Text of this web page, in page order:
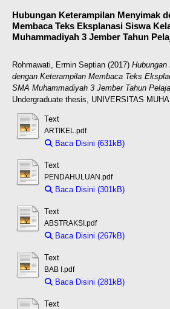
Hubungan Keterampilan Menyimak
Membaca Teks Eksplanasi Siswa
Muhammadiyah 3 Jember Tahun
Rohmawati, Ermin Septian (2017)
dengan Keterampilan Membaca Teks
SMA Muhammadiyah 3 Jember Tahun
Undergraduate thesis, UNIVERSITAS
Text
ARTIKEL.pdf
Baca Disini (631kB)
Text
PENDAHULUAN.pdf
Baca Disini (301kB)
Text
ABSTRAKSI.pdf
Baca Disini (267kB)
Text
BAB I.pdf
Baca Disini (281kB)
Text